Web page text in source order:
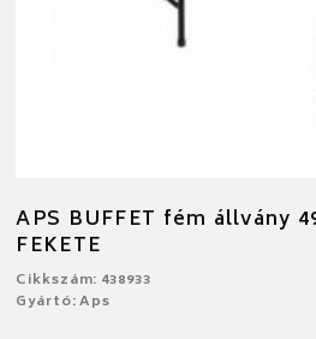
APS BUFFET fém állvány
FEKETE
Cikkszám: 438933
Gyártó: Aps